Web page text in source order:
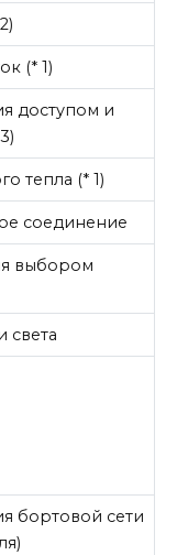
(* 1)
доступом и
тепла (* 1)
соединение
выбором
света
бортовой сети